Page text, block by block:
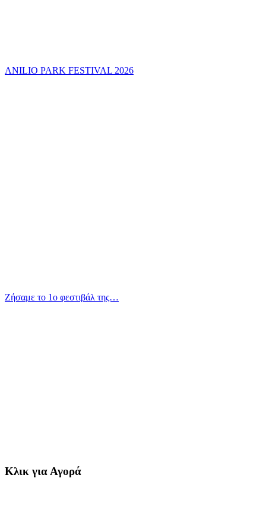
ANILIO PARK FESTIVAL 2026
Ζήσαμε το 1ο φεστιβάλ της…
Κλικ για Αγορά